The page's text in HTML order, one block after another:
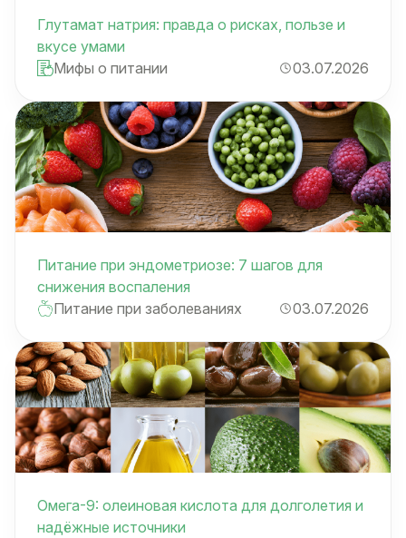
Глутамат натрия: правда о рисках, пользе и
вкусе умами
Мифы о питании
03.07.2026
Питание при эндометриозе: 7 шагов для
снижения воспаления
Питание при заболеваниях
03.07.2026
Омега-9: олеиновая кислота для долголетия и
надёжные источники